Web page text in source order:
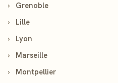
›
Grenoble
›
Lille
›
Lyon
›
Marseille
›
Montpellier